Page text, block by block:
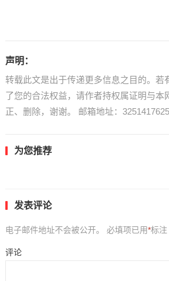
声明：
转载此文是出于传递更多信息之目的。若
了您的合法权益，请作者持权属证明与本
正、删除，谢谢。 邮箱地址：
为您推荐
发表评论
电子邮件地址不会被公开。 必填项已用*标注
评论